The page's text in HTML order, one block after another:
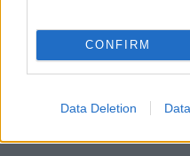
CONFIRM
Data Deletion